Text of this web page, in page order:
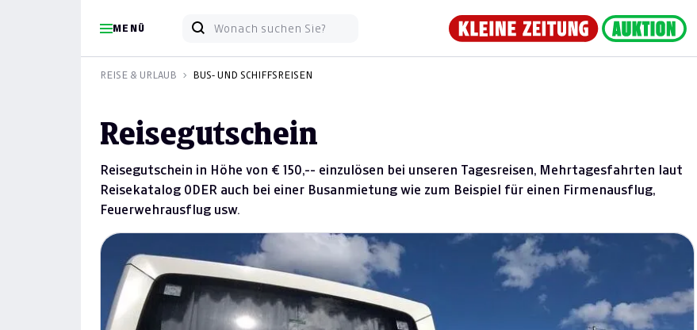
MENÜ
REISE & URLAUB
BUS- UND SCHIFFSREISEN
Reisegutschein
Reisegutschein in Höhe von € 150,-- einzulösen bei unseren Tagesreisen, Mehrtagesfahrten laut
Reisekatalog ODER auch bei einer Busanmietung wie zum Beispiel für einen Firmenausflug,
Feuerwehrausflug usw.